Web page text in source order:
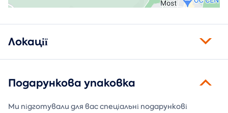
Локації
Подарункова упаковка
Ми підготували для вас спеціальні подарункові